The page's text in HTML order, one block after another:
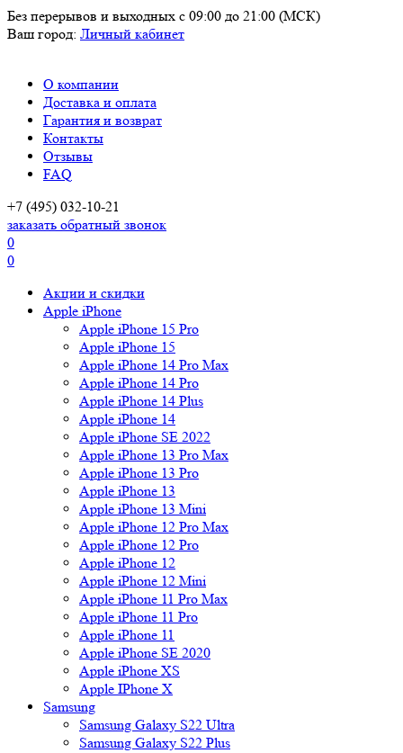
Без перерывов и выходных с 09:00 до 21:00 (МСК)
Ваш город: Личный кабинет
О компании
Доставка и оплата
Гарантия и возврат
Контакты
Отзывы
FAQ
+7 (495) 032-10-21
заказать обратный звонок
0
0
Акции и скидки
Apple iPhone
Apple iPhone 15 Pro
Apple iPhone 15
Apple iPhone 14 Pro Max
Apple iPhone 14 Pro
Apple iPhone 14 Plus
Apple iPhone 14
Apple iPhone SE 2022
Apple iPhone 13 Pro Max
Apple iPhone 13 Pro
Apple iPhone 13
Apple iPhone 13 Mini
Apple iPhone 12 Pro Max
Apple iPhone 12 Pro
Apple iPhone 12
Apple iPhone 12 Mini
Apple iPhone 11 Pro Max
Apple iPhone 11 Pro
Apple iPhone 11
Apple iPhone SE 2020
Apple iPhone XS
Apple IPhone X
Samsung
Samsung Galaxy S22 Ultra
Samsung Galaxy S22 Plus